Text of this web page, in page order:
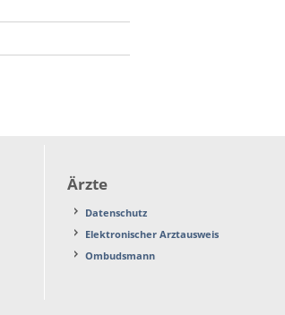
Ärzte
Datenschutz
Elektronischer Arztausweis
Ombudsmann